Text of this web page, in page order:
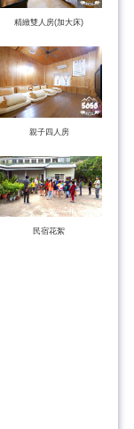
精緻雙人房(加大床)
親子四人房
民宿花絮